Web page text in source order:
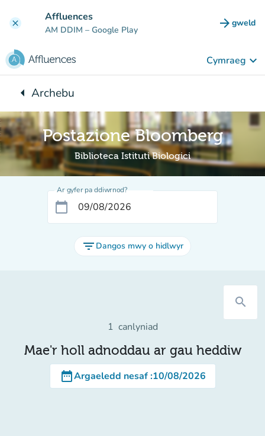
clear Affluences
AM DDIM – Google Play arrow_forward gweld
(tab
Cymraeg keyboard_arrow_down
arrow_leftYn ôl i:
Archebu
Postazione Bloomberg
Biblioteca Istituti Biologici
Ar gyfer pa ddiwrnod?
calendar_today
filter_list Dangos mwy o hidlwyr
search
1 canlyniad
Mae'r holl adnoddau ar gau heddiw
date_rangeArgaeledd nesaf:10/08/2026